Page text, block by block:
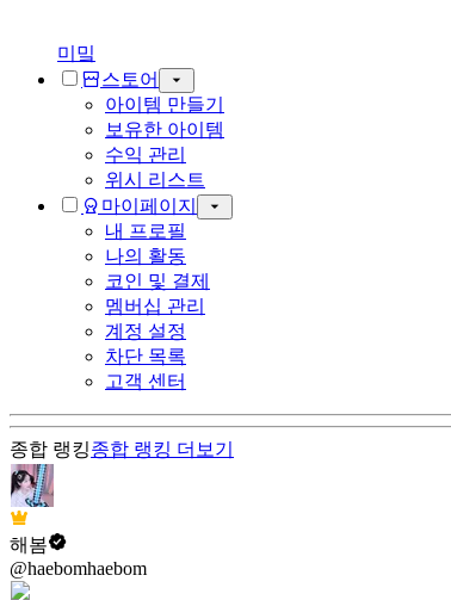
미밐
스토어
아이템 만들기
보유한 아이템
수익 관리
위시 리스트
마이페이지
내 프로필
나의 활동
코인 및 결제
멤버십 관리
계정 설정
차단 목록
고객 센터
종합 랭킹종합 랭킹 더보기
해봄
@haebomhaebom